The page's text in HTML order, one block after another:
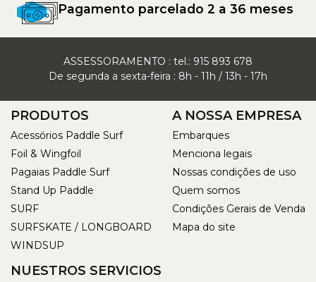
Pagamento parcelado 2 a 36 meses
ASSESSORAMENTO : tel.: 915 893 678
De segunda a sexta-feira : 8h - 11h / 13h - 17h
PRODUTOS
Acessórios Paddle Surf
Foil & Wingfoil
Pagaias Paddle Surf
Stand Up Paddle
SURF
SURFSKATE / LONGBOARD
WINDSUP
A NOSSA EMPRESA
Embarques
Menciona legais
Nossas condições de uso
Quem somos
Condições Gerais de Venda
Mapa do site
NUESTROS SERVICIOS